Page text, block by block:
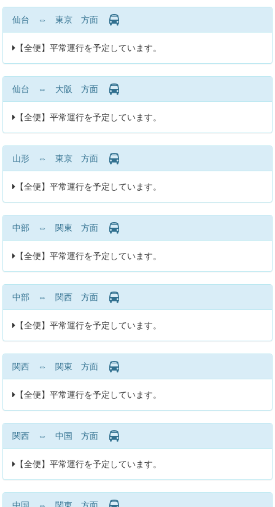
仙台 ⇔ 東京 方面
【全便】平常運行を予定しています。
仙台 ⇔ 大阪 方面
【全便】平常運行を予定しています。
山形 ⇔ 東京 方面
【全便】平常運行を予定しています。
中部 ⇔ 関東 方面
【全便】平常運行を予定しています。
中部 ⇔ 関西 方面
【全便】平常運行を予定しています。
関西 ⇔ 関東 方面
【全便】平常運行を予定しています。
関西 ⇔ 中国 方面
【全便】平常運行を予定しています。